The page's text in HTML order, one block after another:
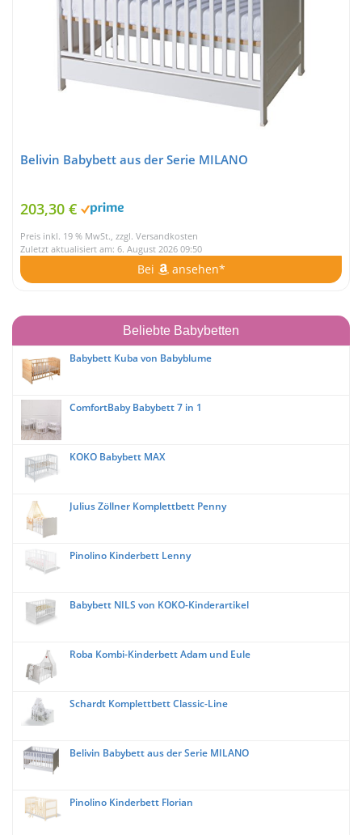
Belivin Babybett aus der Serie MILANO
203,30 €
Preis inkl. 19 % MwSt., zzgl. Versandkosten
Zuletzt aktualisiert am: 6. August 2026 09:50
Bei ansehen*
Beliebte Babybetten
Babybett Kuba von Babyblume
ComfortBaby Babybett 7 in 1
KOKO Babybett MAX
Julius Zöllner Komplettbett Penny
Pinolino Kinderbett Lenny
Babybett NILS von KOKO-Kinderartikel
Roba Kombi-Kinderbett Adam und Eule
Schardt Komplettbett Classic-Line
Belivin Babybett aus der Serie MILANO
Pinolino Kinderbett Florian